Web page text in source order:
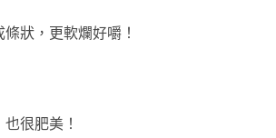
狀，更軟爛好嚼！
很肥美！